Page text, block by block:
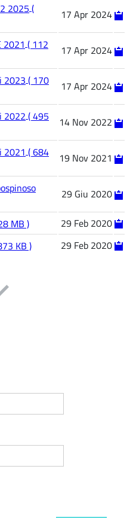
2025 (
17 Apr 2024
2021 ( 112
17 Apr 2024
2023 ( 170
17 Apr 2024
2022 ( 495
14 Nov 2022
2021 ( 684
19 Nov 2021
29 Giu 2020
MB )
29 Feb 2020
KB )
29 Feb 2020